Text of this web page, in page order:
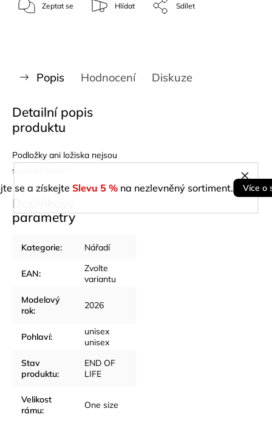
se a získejte Slevu 5 % na nezlevněný sortiment. Více o
Zeptat se Hlídat Sdílet
Popis Hodnocení Diskuze
Detailní popis
produktu
Podložky ani ložiska nejsou
součástí balení.
Doplňkové
parametry
Kategorie: Nářadí
EAN:
Zvolte
variantu
Modelový
rok: 2026
Pohlaví:
unisex
unisex
Stav
produktu:
END OF
LIFE
Velikost
rámu: One size